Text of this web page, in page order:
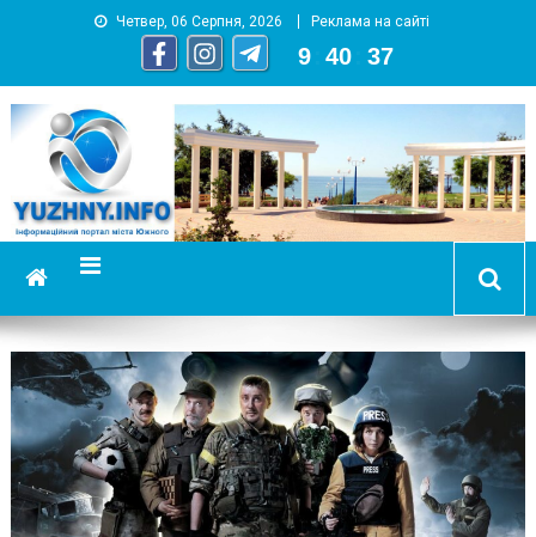
Четвер, 06 Серпня, 2026 Реклама на сайті
9 40 38
YUZHNY.INFO
информационный портал города Южный